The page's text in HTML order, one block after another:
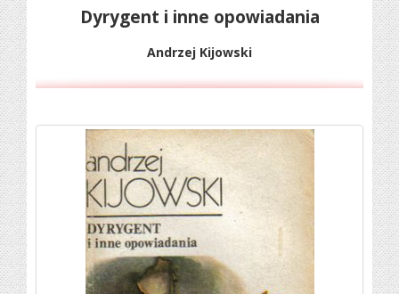
Dyrygent i inne opowiadania
Andrzej Kijowski